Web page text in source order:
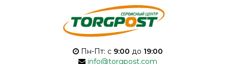
Пн-Пт: с 9:00 до 19:00
info@torgpost.com